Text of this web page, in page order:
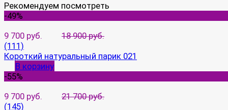
Рекомендуем посмотреть
-49%
9 700 руб.
18 900 руб.
(111)
Короткий натуральный парик 021
В корзину
-55%
9 700 руб.
21 700 руб.
(145)